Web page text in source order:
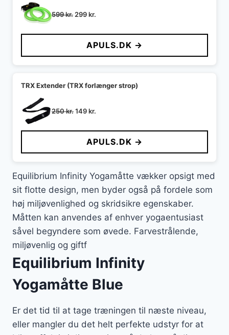
599kr. Den
pris
599 kr..
299kr.
pris
er:
299 kr..
APULS.DK →
TRX Extender (TRX forlænger strop)
250kr.Den
pris
250 kr..
149kr.
pris
er:
149 kr..
APULS.DK →
Equilibrium Infinity Yogamåtte vækker opsigt med
sit flotte design, men byder også på fordele som
høj miljøvenlighed og skridsikre egenskaber.
Måtten kan anvendes af enhver yogaentusiast
såvel begyndere som øvede. Farvestrålende,
miljøvenlig og giftf
Equilibrium Infinity
Yogamåtte Blue
Er det tid til at tage træningen til næste niveau,
eller mangler du det helt perfekte udstyr for at